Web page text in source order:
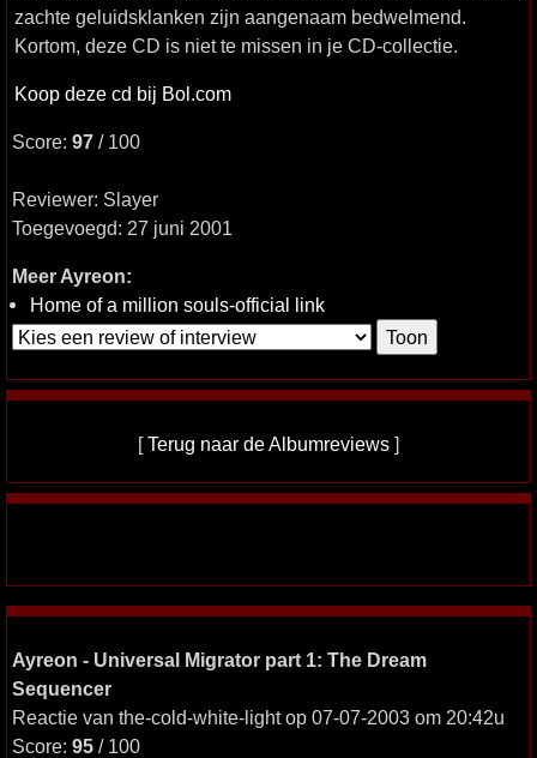
zachte geluidsklanken zijn aangenaam bedwelmend.
Kortom, deze CD is niet te missen in je CD-collectie.
Koop deze cd bij Bol.com
Score: 97 / 100
Reviewer: Slayer
Toegevoegd: 27 juni 2001
Meer Ayreon:
Home of a million souls-official link
[Terug naar de Albumreviews ]
Ayreon - Universal Migrator part 1: The Dream
Sequencer
Reactie van the-cold-white-light op 07-07-2003 om 20:42u
Score: 95 / 100